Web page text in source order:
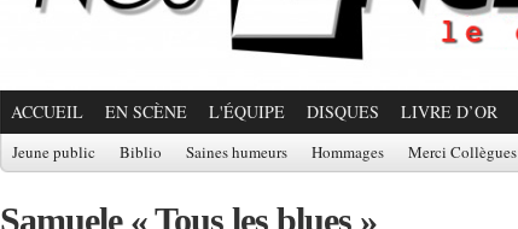
ACCUEIL EN SCÈNE L'ÉQUIPE DISQUES LIVRE D’OR
Jeune public Biblio Saines humeurs Hommages Merci Collègues
Samuele « Tous les blues »